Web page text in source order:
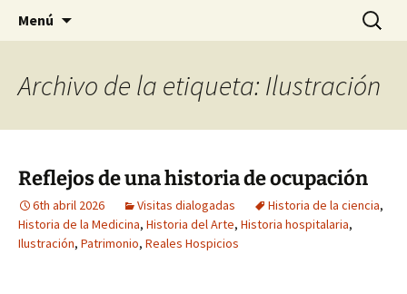
Madrasa
Just another WordPress site
Menú Buscar:
Archivo de la etiqueta: Ilustración
Reflejos de una historia de ocupación
6th abril 2026 Visitas dialogadas Historia de la ciencia,
Historia de la Medicina, Historia del Arte, Historia hospitalaria,
Ilustración, Patrimonio, Reales Hospicios